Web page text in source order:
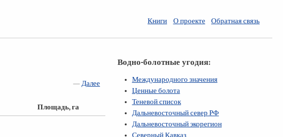
Книги О проекте Обратная связь
—Далее
Площадь, га
Водно-болотные угодия:
Международного значения
Ценные болота
Теневой список
Дальневосточный север РФ
Дальневосточный экорегион
Северный Кавказ